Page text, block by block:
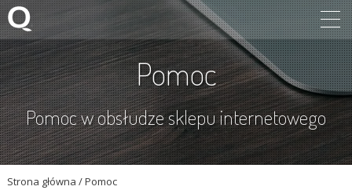
Pomoc
Pomoc w obsłudze sklepu internetowego
Strona główna /Pomoc